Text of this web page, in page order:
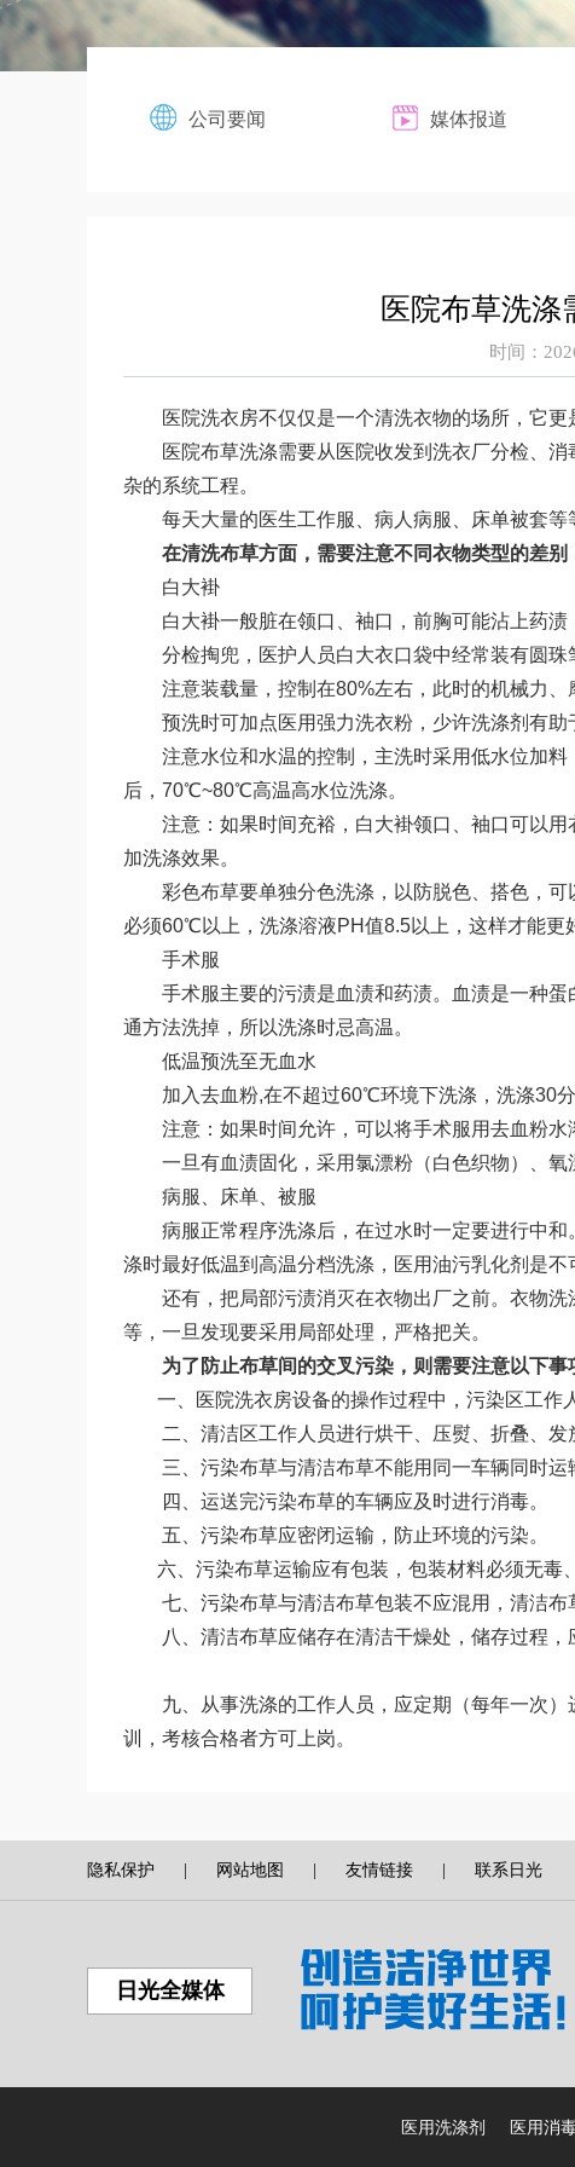
公司要闻 媒体报道
医院布草洗涤
时间：
医院洗衣房不仅仅是一个清洗衣物的场所，它更
医院布草洗涤需要从医院收发到洗衣厂分检、
杂的系统工程。
每天大量的医生工作服、病人病服、床单被套
在清洗布草方面，需要注意不同衣物类型的差别
白大褂
白大褂一般脏在领口、袖口，前胸可能沾上药
分检掏兜，医护人员白大衣口袋中经常装有圆珠
注意装载量，控制在80%左右，此时的机械力、
预洗时可加点医用强力洗衣粉，少许洗涤剂有助
注意水位和水温的控制，主洗时采用低水位加
后，70℃~80℃高温高水位洗涤。
注意：如果时间充裕，白大褂领口、袖口可以
加洗涤效果。
彩色布草要单独分色洗涤，以防脱色、搭色，
必须60℃以上，洗涤溶液PH值8.5以上，这样才能更
手术服
手术服主要的污渍是血渍和药渍。血渍是一种
通方法洗掉，所以洗涤时忌高温。
低温预洗至无血水
加入去血粉,在不超过60℃环境下洗涤，洗涤30
注意：如果时间允许，可以将手术服用去血粉水
一旦有血渍固化，采用氯漂粉（白色织物）、
病服、床单、被服
病服正常程序洗涤后，在过水时一定要进行中
涤时最好低温到高温分档洗涤，医用油污乳化剂是不
还有，把局部污渍消灭在衣物出厂之前。衣物
等，一旦发现要采用局部处理，严格把关。
为了防止布草间的交叉污染，则需要注意以下事
一、医院洗衣房设备的操作过程中，污染区工作
二、清洁区工作人员进行烘干、压熨、折叠、发
三、污染布草与清洁布草不能用同一车辆同时运
四、运送完污染布草的车辆应及时进行消毒。
五、污染布草应密闭运输，防止环境的污染。
六、污染布草运输应有包装，包装材料必须无毒、
七、污染布草与清洁布草包装不应混用，清洁布
八、清洁布草应储存在清洁干燥处，储存过程，
九、从事洗涤的工作人员，应定期（每年一次）
训，考核合格者方可上岗。
隐私保护 网站地图 友情链接 联系日光
日光全媒体
医用洗涤剂 医用消